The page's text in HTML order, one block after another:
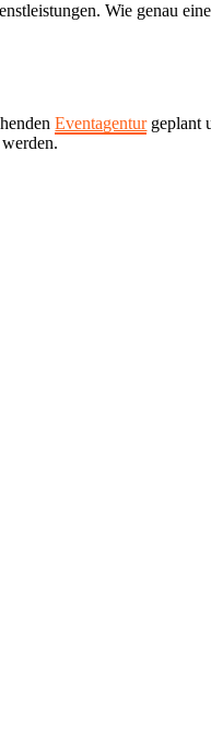
Wie genau
Eventagenturgeplant